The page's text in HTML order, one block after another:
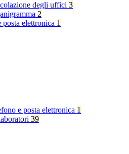
degli uffici 3
2
posta elettronica 1
e posta elettronica 1
39